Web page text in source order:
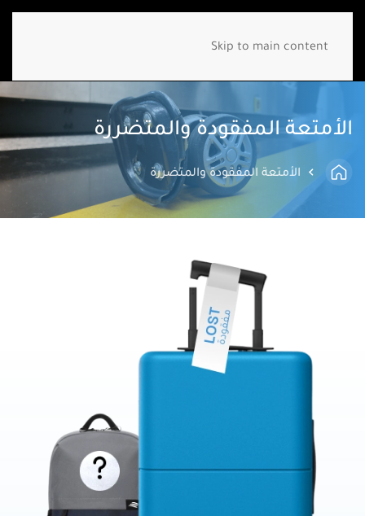
Skip to main content
الأمتعة المفقودة والمتضررة
الأمتعة المفقودة والمتضررة